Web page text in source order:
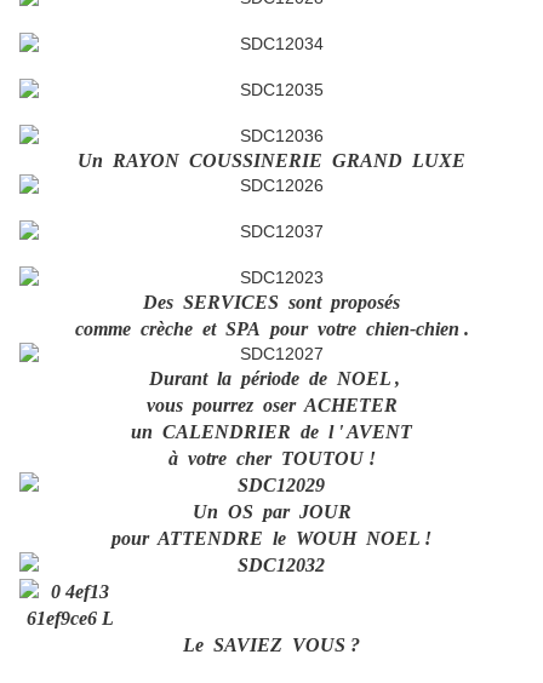
Un RAYON COUSSINERIE GRAND LUXE
Des SERVICES sont proposés
comme crèche et SPA pour votre chien-chien .
Durant la période de NOEL ,
vous pourrez oser ACHETER
un CALENDRIER de l ' AVENT
à votre cher TOUTOU !
Un OS par JOUR
pour ATTENDRE le WOUH NOEL !
Le SAVIEZ VOUS ?